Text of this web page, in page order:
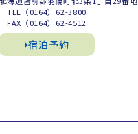
TEL（0164）62-3800
FAX（0164）62-4512
宿泊予約